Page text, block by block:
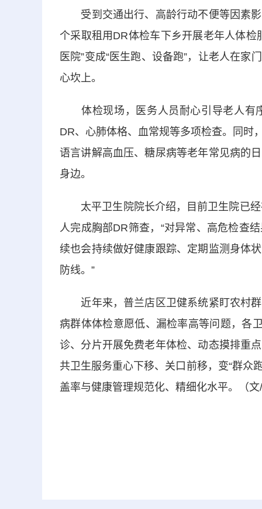
受到交通出行、高龄行动不便等因素影
个采取租用DR体检车下乡开展老年人体
医院”变成“医生跑、设备跑”，让老人在
心坎上。
体检现场，医务人员耐心引导老人有
DR、心肺体格、血常规等多项检查。同时
语言讲解高血压、糖尿病等老年常见病的
身边。
太平卫生院院长介绍，目前卫生院已经
人完成胸部DR筛查，“对异常、高危检查
续也会持续做好健康跟踪、定期监测身体
防线。”
近年来，普兰店区卫健系统紧盯农村群
病群体体检意愿低、漏检率高等问题，各
诊、分片开展免费老年体检、动态摸排重
共卫生服务重心下移、关口前移，变“群众
盖率与健康管理规范化、精细化水平。（